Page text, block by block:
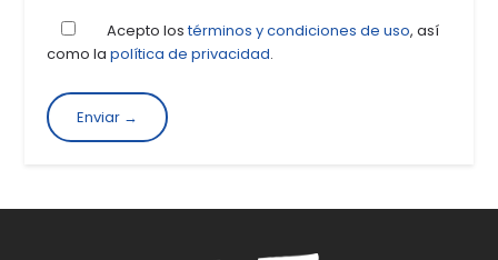
Acepto lostérminos y condiciones de uso, así
como lapolítica de privacidad.